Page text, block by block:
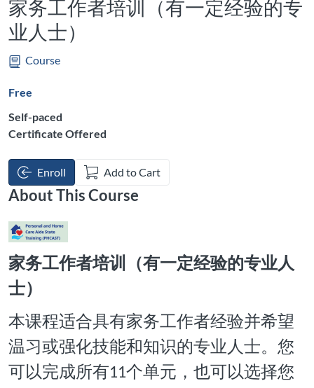
家务工作者培训（有一定经验的专
业人士）
Course
Free
Self-paced
Certificate Offered
Enroll Add to Cart
About This Course
家务工作者培训（有一定经验的专业人
士）
本课程适合具有家务工作者经验并希望
温习或强化技能和知识的专业人士。您
可以完成所有11个单元，也可以选择您